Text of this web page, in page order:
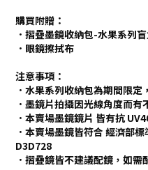
購買附贈：
．摺疊墨鏡收納包-水果系列盲
．眼鏡擦拭布
注意事項：
．水果系列收納包為期間限定
．墨鏡片拍攝因光線角度而
．本賣場墨鏡鏡片 皆有抗
．本賣場墨鏡皆符合 經濟部
D3D728
．摺疊鏡皆不建議配鏡，如